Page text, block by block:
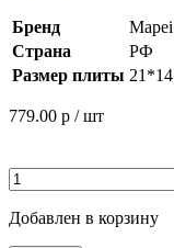
Бренд
Mapei
Страна
РФ
Размер плиты 21*14
779.00 р / шт
Добавлен в корзину